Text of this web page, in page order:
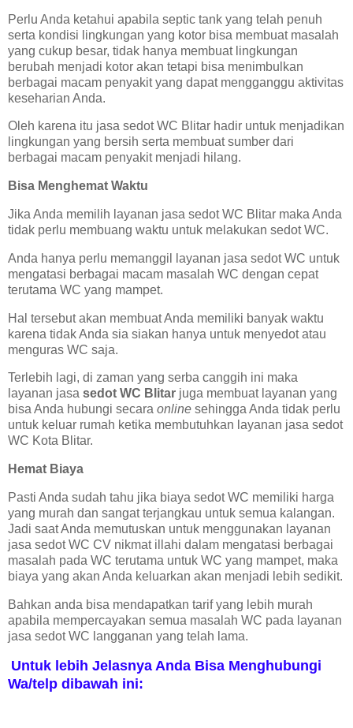
Perlu Anda ketahui apabila septic tank yang telah penuh
serta kondisi lingkungan yang kotor bisa membuat masalah
yang cukup besar, tidak hanya membuat lingkungan
berubah menjadi kotor akan tetapi bisa menimbulkan
berbagai macam penyakit yang dapat mengganggu aktivitas
keseharian Anda.
Oleh karena itu jasa sedot WC Blitar hadir untuk menjadikan
lingkungan yang bersih serta membuat sumber dari
berbagai macam penyakit menjadi hilang.
Bisa Menghemat Waktu
Jika Anda memilih layanan jasa sedot WC Blitar maka Anda
tidak perlu membuang waktu untuk melakukan sedot WC.
Anda hanya perlu memanggil layanan jasa sedot WC untuk
mengatasi berbagai macam masalah WC dengan cepat
terutama WC yang mampet.
Hal tersebut akan membuat Anda memiliki banyak waktu
karena tidak Anda sia siakan hanya untuk menyedot atau
menguras WC saja.
Terlebih lagi, di zaman yang serba canggih ini maka
layanan jasa sedot WC Blitar juga membuat layanan yang
bisa Anda hubungi secara online sehingga Anda tidak perlu
untuk keluar rumah ketika membutuhkan layanan jasa sedot
WC Kota Blitar.
Hemat Biaya
Pasti Anda sudah tahu jika biaya sedot WC memiliki harga
yang murah dan sangat terjangkau untuk semua kalangan.
Jadi saat Anda memutuskan untuk menggunakan layanan
jasa sedot WC CV nikmat illahi dalam mengatasi berbagai
masalah pada WC terutama untuk WC yang mampet, maka
biaya yang akan Anda keluarkan akan menjadi lebih sedikit.
Bahkan anda bisa mendapatkan tarif yang lebih murah
apabila mempercayakan semua masalah WC pada layanan
jasa sedot WC langganan yang telah lama.
Untuk lebih Jelasnya Anda Bisa Menghubungi
Wa/telp dibawah ini: